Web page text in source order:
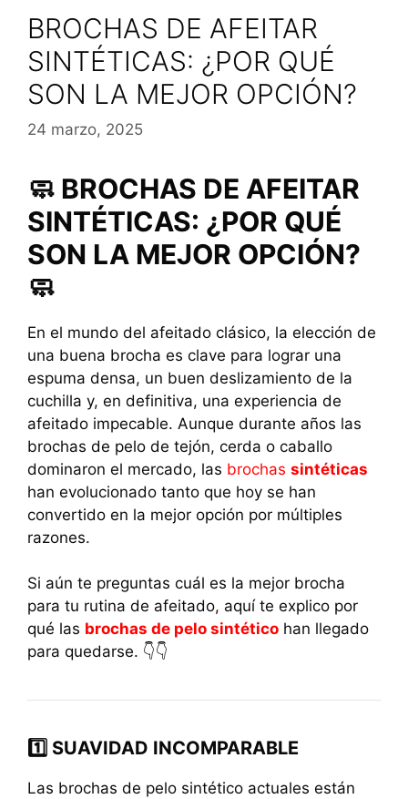
BROCHAS DE AFEITAR
SINTÉTICAS: ¿POR QUÉ
SON LA MEJOR OPCIÓN?
24 marzo, 2025
🧼 BROCHAS DE AFEITAR
SINTÉTICAS: ¿POR QUÉ
SON LA MEJOR OPCIÓN?
🧼
En el mundo del afeitado clásico, la elección de
una buena brocha es clave para lograr una
espuma densa, un buen deslizamiento de la
cuchilla y, en definitiva, una experiencia de
afeitado impecable. Aunque durante años las
brochas de pelo de tejón, cerda o caballo
dominaron el mercado, las brochas sintéticas
han evolucionado tanto que hoy se han
convertido en la mejor opción por múltiples
razones.
Si aún te preguntas cuál es la mejor brocha
para tu rutina de afeitado, aquí te explico por
qué las brochas de pelo sintético han llegado
para quedarse. 👇👇
1️⃣ SUAVIDAD INCOMPARABLE
Las brochas de pelo sintético actuales están